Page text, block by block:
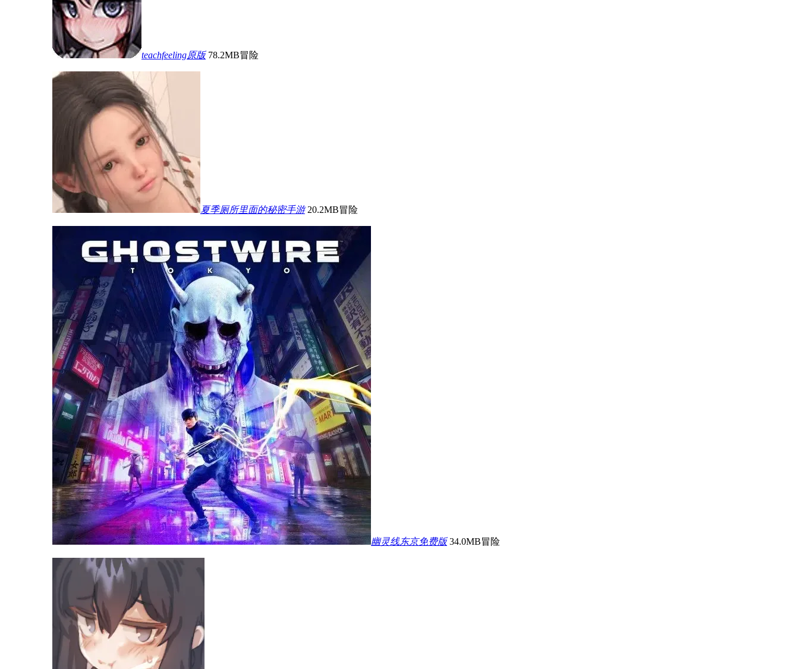
teachfeeling原版 78.2MB冒险
夏季厕所里面的秘密手游 20.2MB冒险
幽灵线东京免费版 34.0MB冒险